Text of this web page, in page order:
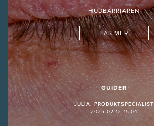
HUDBARRIÄREN
LÄS MER
GUIDER
JULIA, PRODUKTSPECIALIST
2025-02-12 15:04